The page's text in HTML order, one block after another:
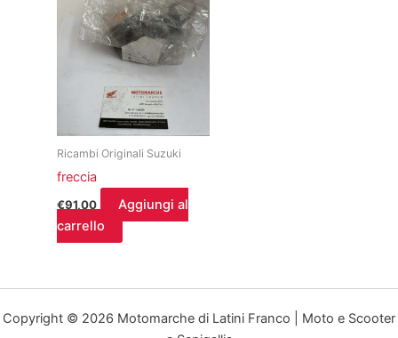
Ricambi Originali Suzuki
freccia
€91,00
Aggiungi al
carrello
Copyright © 2026 Motomarche di Latini Franco | Moto e Scooter